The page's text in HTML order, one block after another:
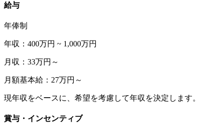
給与
年俸制
年収：400万円 ~ 1,000万円
月収：33万円～
月額基本給：27万円～
現年収をベースに、希望を考慮して年収を決定します。
賞与・インセンティブ